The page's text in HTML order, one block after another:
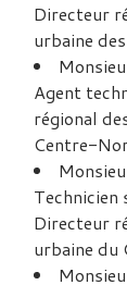
Directeur
urbaine
Agent
régional
Centre-
Technicien
Directeur
urbaine du